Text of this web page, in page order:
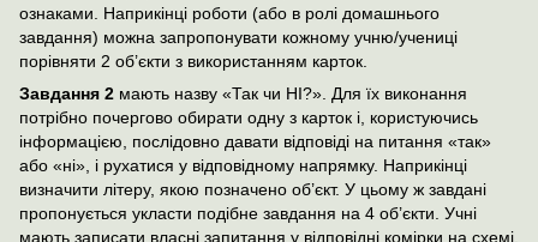
ознаками. Наприкінці роботи (або в ролі домашнього
завдання) можна запропонувати кожному учню/учениці
порівняти 2 об’єкти з використанням карток.
Завдання 2 мають назву «Так чи НІ?». Для їх виконання
потрібно почергово обирати одну з карток і, користуючись
інформацією, послідовно давати відповіді на питання «так»
або «ні», і рухатися у відповідному напрямку. Наприкінці
визначити літеру, якою позначено об’єкт. У цьому ж завдані
пропонується укласти подібне завдання на 4 об’єкти. Учні
мають записати власні запитання у відповідні комірки на схемі.